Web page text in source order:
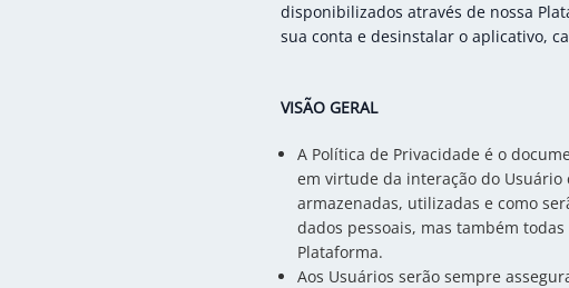
disponibilizados através de nossa
sua conta e desinstalar o aplicativo,
VISÃO GERAL
A Política de Privacidade é o
em virtude da interação do Usuário
armazenadas, utilizadas e como
dados pessoais, mas também
Plataforma.
Aos Usuários serão sempre